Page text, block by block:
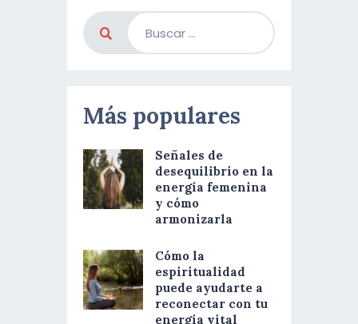
Más populares
Señales de
desequilibrio en la
energía femenina
y cómo
armonizarla
Cómo la
espiritualidad
puede ayudarte a
reconectar con tu
energía vital